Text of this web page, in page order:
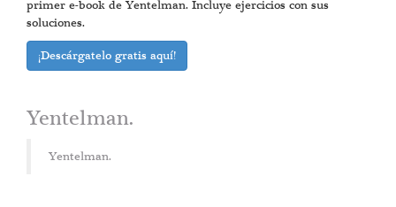
primer e-book de Yentelman. Incluye ejercicios con sus
soluciones.
¡Descárgatelo gratis aquí!
Yentelman.
Yentelman.